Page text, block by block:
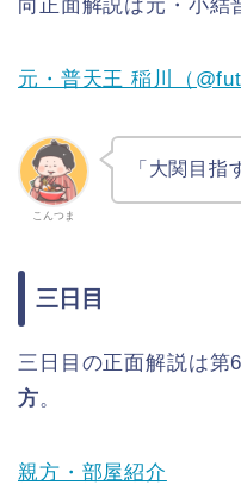
向正面解説は元・小結
元・普天王 稲川（
こんつま
「大関目指
三日目
三日目の正面解説は第
方。
親方・部屋紹介